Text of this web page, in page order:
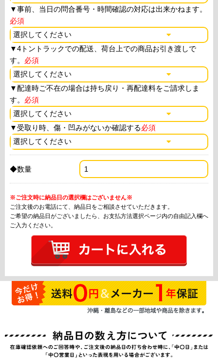
▼事前、当日の問合番号・時間確認の対応は出来かねます。
必須
▼4トントラックでの配送、荷台上での商品お引き渡しで
す。 必須
▼配達時ご不在の場合は持ち戻り・再配達料をご請求しま
す。 必須
▼ 受取り時、傷・凹みがないか確認する必須
◆数量
※ご注文時に納品日の選択欄はございません※
ご注文後のお電話にて、納品日をご相談させていただきます。
ご希望の納品日がございましたら、お支払方法選択ページ内の自由記入欄へ
ご入力ください。